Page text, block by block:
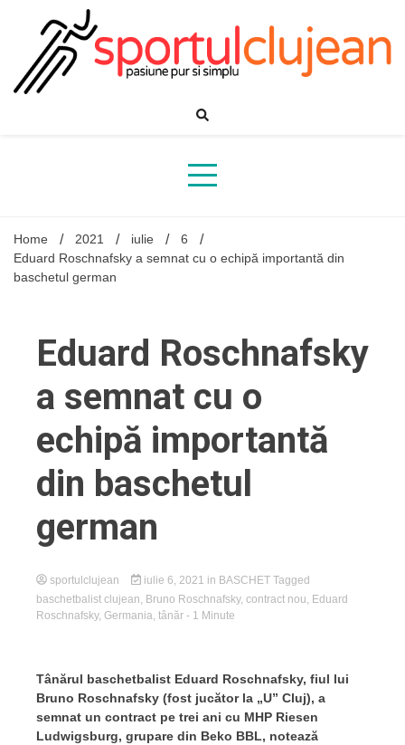
Home 2021 iulie
6
Eduard Roschnafsky a semnat cu o echipă importantă din
baschetul german
Eduard Roschnafsky
a semnat cu o
echipă importantă
din baschetul
german
sportulclujean iulie 6, 2021 in BASCHET Tagged
baschetbalist clujean Bruno Roschnafsky, contract nou Eduard
Roschnafsky, Germania tânăr - 1 Minute
Tânărul baschetbalist Eduard Roschnafsky, fiul lui
Bruno Roschnafsky (fost jucător la „U” Cluj), a
semnat un contract pe trei ani cu MHP Riesen
Ludwigsburg, grupare din Beko BBL, notează